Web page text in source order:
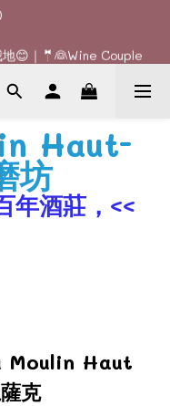
)｜🆕全新澳門送貨服務
😊｜🤵👰Wine Couple
商
)｜🆕全新澳門送貨服務
Haut-
坊
年酒莊，<<
Moulin Haut
克